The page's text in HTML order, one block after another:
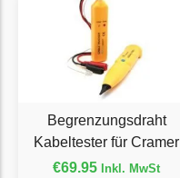
Begrenzungsdraht
Garden Feelings
Garden Feelings Messer
Begrenzungsdraht
Greenworks
Greenworks Messer
Begrenzungsdraht
Kabeltester für Cramer
€69.95 Inkl. MwSt